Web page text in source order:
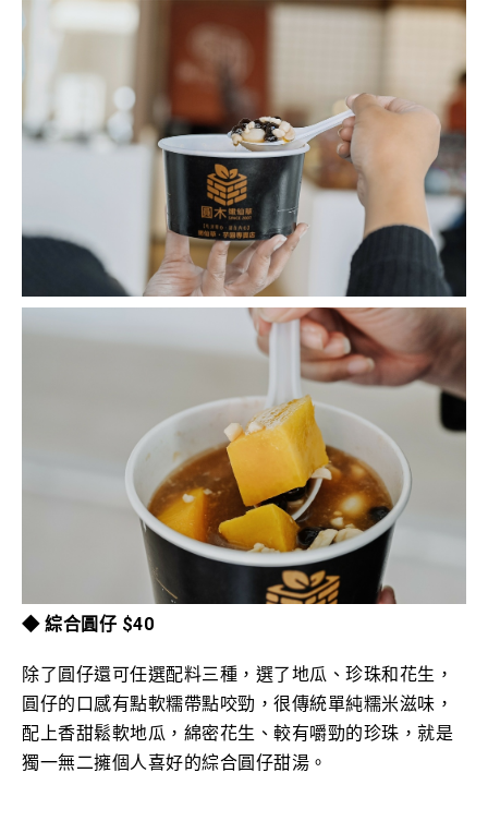
◆ 綜合圓仔 $40
除了圓仔還可任選配料三種，選了地瓜、珍珠和花生，
圓仔的口感有點軟糯帶點咬勁，很傳統單純糯米滋味，
配上香甜鬆軟地瓜，綿密花生、較有嚼勁的珍珠，就是
獨一無二擁個人喜好的綜合圓仔甜湯。